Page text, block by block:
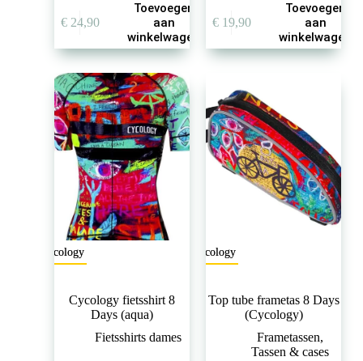
€24,90
Toevoegen
aan
winkelwagen
€19,90
Toevoegen
aan
winkelwagen
Cycology
Cycology fietsshirt 8
Days (aqua)
Fietsshirts dames
Cycology
Top tube frametas 8 Days
(Cycology)
Frametassen,
Tassen & cases